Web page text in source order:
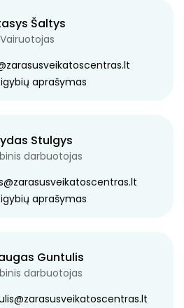
Šaltys
Vairuotojas
aprašymas
Stulgys
darbuotojas
aprašymas
Guntulis
darbuotojas